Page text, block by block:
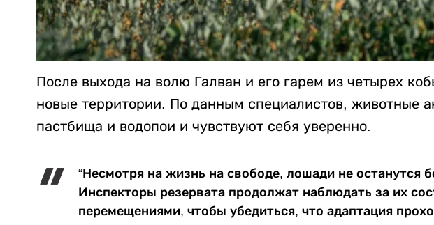
После выхода на волю Галван и его гарем из четырех
новые территории. По данным специалистов, животные
пастбища и водопои и чувствуют себя уверенно.
“Несмотря на жизнь на свободе, лошади не останутся
Инспекторы резервата продолжат наблюдать за их
перемещениями, чтобы убедиться, что адаптация